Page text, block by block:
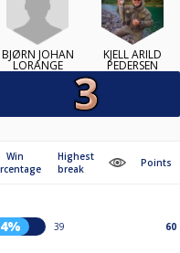
BJØRN JOHAN
LORANGE
KJELL ARILD
PEDERSEN
Win
Highest
break
Points
39 60